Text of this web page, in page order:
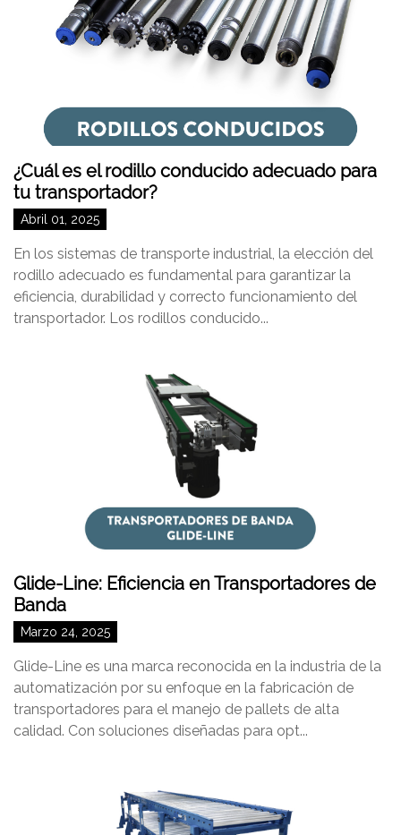
¿Cuál es el rodillo conducido adecuado para
tu transportador?
Abril 01, 2025
En los sistemas de transporte industrial, la elección del
rodillo adecuado es fundamental para garantizar la
eficiencia, durabilidad y correcto funcionamiento del
transportador. Los rodillos conducido...
Glide-Line: Eficiencia en Transportadores de
Banda
Marzo 24, 2025
Glide-Line es una marca reconocida en la industria de la
automatización por su enfoque en la fabricación de
transportadores para el manejo de pallets de alta
calidad. Con soluciones diseñadas para opt...